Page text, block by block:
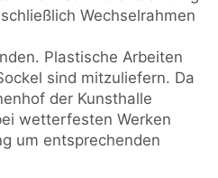
Wechselrahmen
Plastische Arbeiten
sind mitzuliefern. Da
der Kunsthalle
wetterfesten Werken
um entsprechenden